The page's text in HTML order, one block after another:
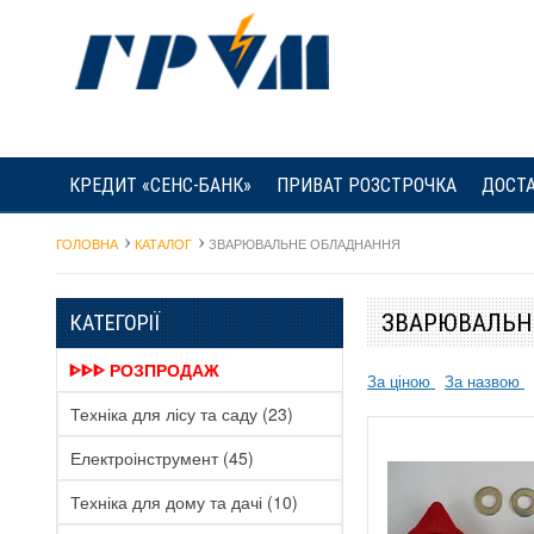
КРЕДИТ «СЕНС-БАНК» ПРИВАТ РОЗСТРОЧКА
ГОЛОВНА КАТАЛОГ ЗВАРЮВАЛЬНЕ ОБЛАДНАННЯ
КАТЕГОРІЇ
ᐈᐈᐈ РОЗПРОДАЖ
Техніка для лісу та саду (23)
Електроінструмент (45)
Техніка для дому та дачі (10)
За ціною За назвою